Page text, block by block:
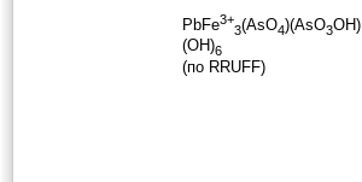
PbFe3+
3(AsO4)(AsO3OH)
(OH)6
(по RRUFF)